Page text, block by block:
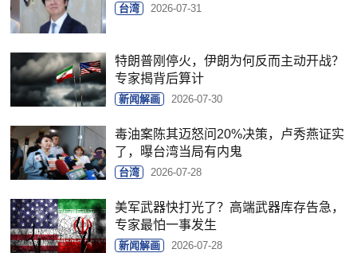
台湾 2026-07-31
特朗普刚停火，伊朗为何反而主动开战？
专家揭背后算计
新闻解画 2026-07-30
毒油案陈其迈怒问20%决策，卢秀燕证实
了，曝台湾当局有内鬼
台湾 2026-07-28
美军武器快打光了？高端武器库存告急，
专家最怕一事发生
新闻解画 2026-07-28